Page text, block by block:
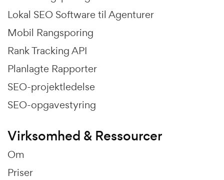
Lokal SEO Software til Agenturer
Mobil Rangsporing
Rank Tracking API
Planlagte Rapporter
SEO-projektledelse
SEO-opgavestyring
Virksomhed & Ressourcer
Om
Priser